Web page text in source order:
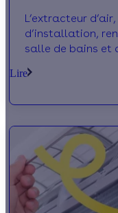
L’extracteur
d’installation,
salle de bains et
pièce.
Lire